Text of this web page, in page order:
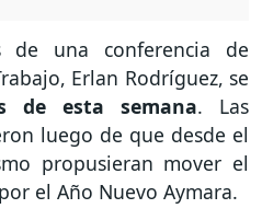
de una conferencia de
Erlan Rodríguez, se
de esta semana. Las
luego de que desde el
propusieran mover el
el Año Nuevo Aymara.